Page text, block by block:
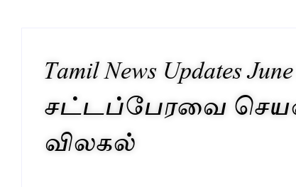
Tamil News Updates
சட்டப்பேரவை
விலகல்